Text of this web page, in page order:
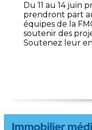
Du 11 au 14 juin
prendront part
équipes de la
soutenir des
Soutenez leur